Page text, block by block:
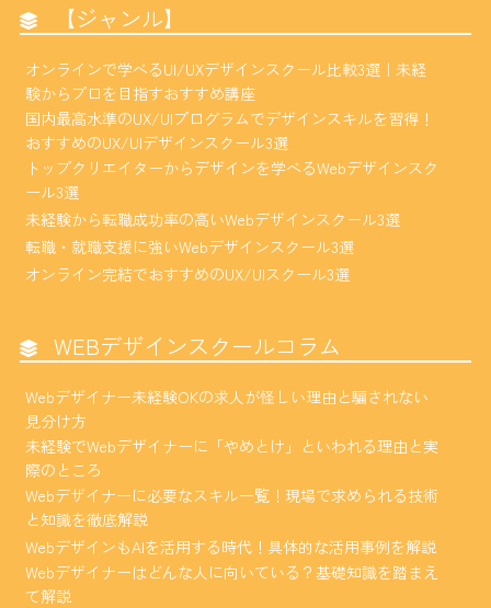
【ジャンル】
オンラインで学べるUI/UXデザインスクール比較3選｜未経
験からプロを目指すおすすめ講座
国内最高水準のUX/UIプログラムでデザインスキルを習得！
おすすめのUX/UIデザインスクール3選
トップクリエイターからデザインを学べるWebデザインスク
ール3選
未経験から転職成功率の高いWebデザインスクール3選
転職・就職支援に強いWebデザインスクール3選
オンライン完結でおすすめのUX/UIスクール3選
WEBデザインスクールコラム
Webデザイナー未経験OKの求人が怪しい理由と騙されない
見分け方
未経験でWebデザイナーに「やめとけ」といわれる理由と実
際のところ
Webデザイナーに必要なスキル一覧！現場で求められる技術
と知識を徹底解説
WebデザインもAIを活用する時代！具体的な活用事例を解説
Webデザイナーはどんな人に向いている？基礎知識を踏まえ
て解説